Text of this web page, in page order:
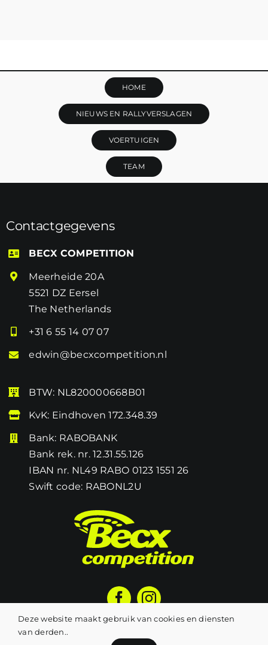
HOME
NIEUWS EN RALLYVERSLAGEN
VOERTUIGEN
TEAM
Contactgegevens
BECX COMPETITION
Meerheide 20A
5521 DZ Eersel
The Netherlands
+31 6 55 14 07 07
edwin@becxcompetition.nl
BTW: NL820000668B01
KvK: Eindhoven 172.348.39
Bank: RABOBANK
Bank rek. nr. 12.31.55.126
IBAN nr. NL49 RABO 0123 1551 26
Swift code: RABONL2U
Deze website maakt gebruik van cookies en diensten
van derden..